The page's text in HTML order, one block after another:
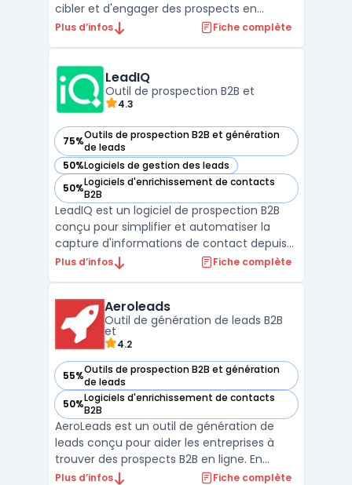
cibler et d'engager des prospects en
analysant leurs comportements d'achat
multiples sources, telles que le web public,
les médias sociaux, ...
Plus d’infos Fiche complète
LeadIQ
Outil de prospection B2B et
4.3
75%Outils de prospection B2B et génération
de leads
— voir LeadIQ dans cette catégorie
50%Logiciels de gestion des leads
— voir LeadIQ dans cette catégorie
50%Logiciels d'enrichissement de contacts
B2B
— voir LeadIQ dans cette catégorie
LeadIQ est un logiciel de prospection B2B
conçu pour simplifier et automatiser la
capture d'informations de contact depuis
des sources comme LinkedIn Sales
HubSpot, permettant aux équipes
commerciales d'enrichir ...
Plus d’infos Fiche complète
Aeroleads
Outil de génération de leads B2B
et
4.2
55%Outils de prospection B2B et génération
de leads
— voir Aeroleads dans cette catégorie
50%Logiciels d'enrichissement de contacts
B2B
— voir Aeroleads dans cette catégorie
AeroLeads est un outil de génération de
leads conçu pour aider les entreprises à
trouver des prospects B2B en ligne. En
utilisant cette plateforme, les utilisateurs
Plus d’infos Fiche complète